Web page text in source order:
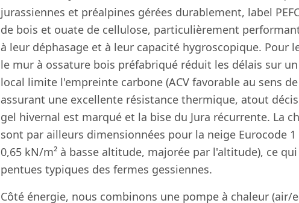
jurassiennes et préalpines gérées durablement, label
de bois et ouate de cellulose, particulièrement
à leur déphasage et à leur capacité hygroscopique. Pour
le mur à ossature bois préfabriqué réduit les délais sur
local limite l'empreinte carbone (ACV favorable au sens
assurant une excellente résistance thermique, atout
gel hivernal est marqué et la bise du Jura récurrente. La
sont par ailleurs dimensionnées pour la neige Eurocode 1
0,65 kN/m² à basse altitude, majorée par l'altitude), ce
pentues typiques des fermes gessiennes.
Côté énergie, nous combinons une pompe à chaleur (air/